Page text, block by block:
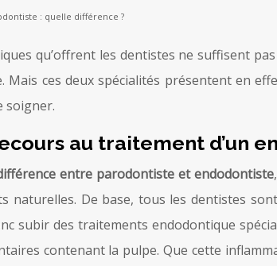
: quelle différence ?
qu’offrent les dentistes ne suffisent
ces deux spécialités présentent en
soigner.
au traitement d’un
entre parodontiste et endodontiste
naturelles. De base, tous les dentistes
subir des traitements endodontique
contenant la pulpe. Que cette